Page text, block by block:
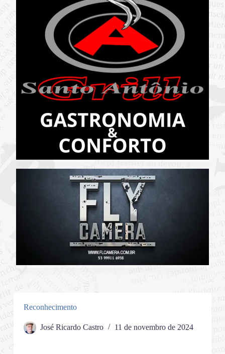
Reconhecimento
José Ricardo Castro 11 de novembro de 2024